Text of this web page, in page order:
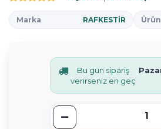
Marka :RAFKESTİR
Bu gün sipariş
verirseniz en geç